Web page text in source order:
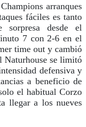
arranques
fáciles es tanto
sorpresa desde el
7 con 2-6 en el
time out y cambió
Naturhouse se limitó
defensiva y
a beneficio de
el habitual Corzo
llegar a los nueves